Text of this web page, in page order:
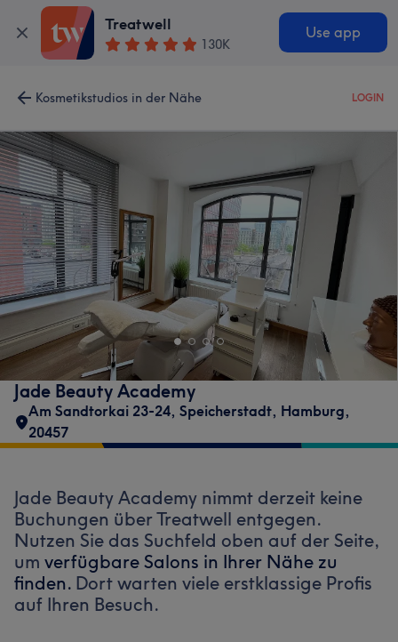
Treatwell
130K
Use app
Kosmetikstudios in der Nähe LOGIN
Jade Beauty Academy
Am Sandtorkai 23-24, Speicherstadt, Hamburg,
20457
Jade Beauty Academy nimmt derzeit keine
Buchungen über Treatwell entgegen.
Nutzen Sie das Suchfeld oben auf der Seite,
um verfügbare Salons in Ihrer Nähe zu
finden. Dort warten viele erstklassige Profis
auf Ihren Besuch.